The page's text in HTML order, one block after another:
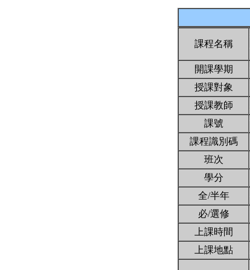
課程名稱
開課學期
授課對象
授課教師
課號
課程識別碼
班次
學分
全/半年
必/選修
上課時間
上課地點